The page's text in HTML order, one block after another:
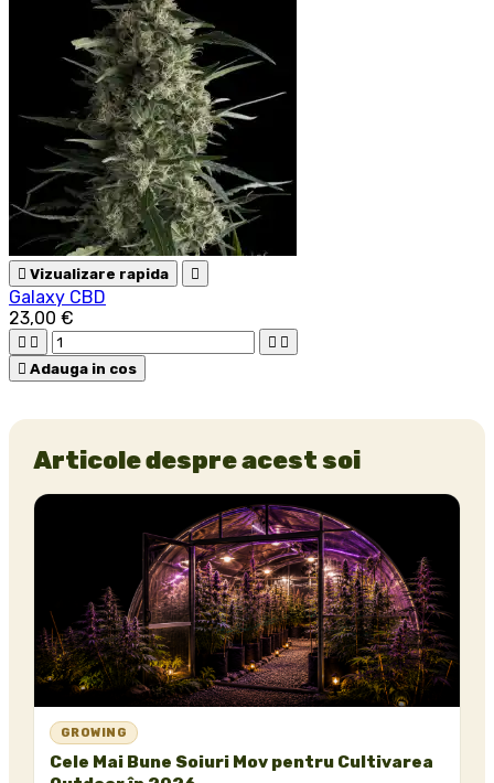
 Vizualizare rapida 
Galaxy CBD
23,00 €
   
 Adauga in cos
Articole despre acest soi
GROWING
Cele Mai Bune Soiuri Mov pentru Cultivarea